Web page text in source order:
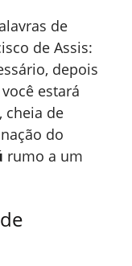
de
de Assis:
depois
estará
cheia de
do
rumo a um